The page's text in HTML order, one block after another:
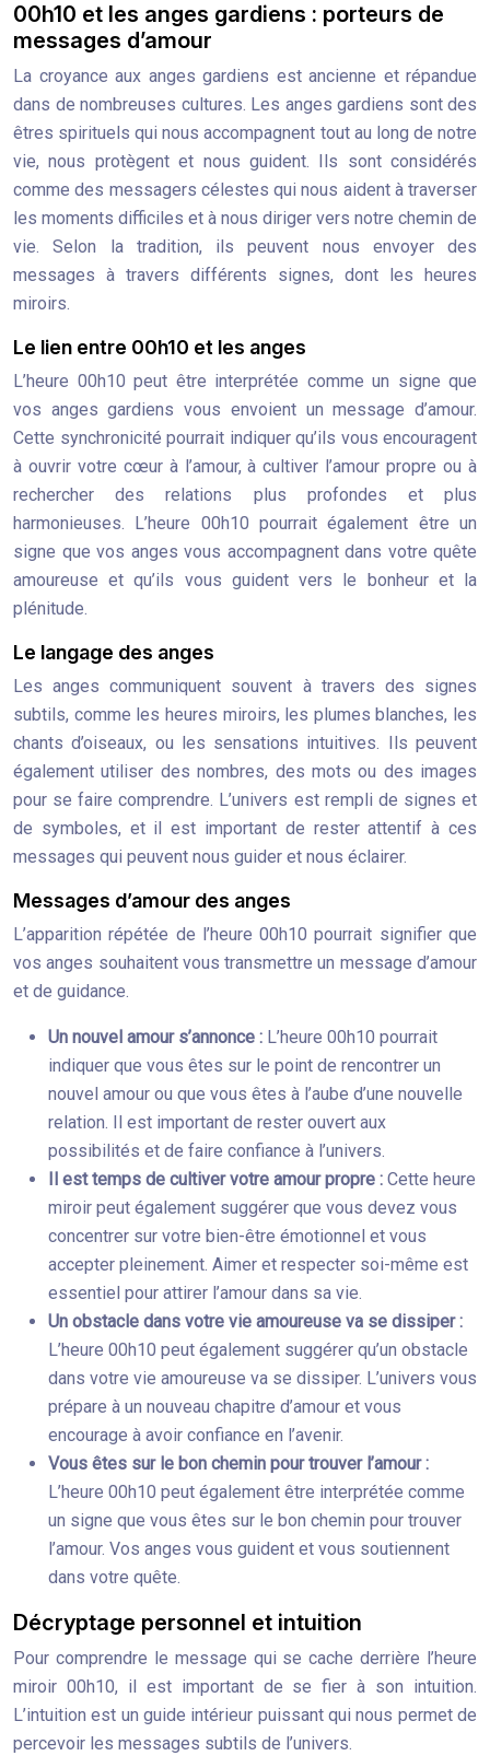
00h10 et les anges gardiens : porteurs de
messages d’amour
La croyance aux anges gardiens est ancienne et répandue
dans de nombreuses cultures. Les anges gardiens sont des
êtres spirituels qui nous accompagnent tout au long de notre
vie, nous protègent et nous guident. Ils sont considérés
comme des messagers célestes qui nous aident à traverser
les moments difficiles et à nous diriger vers notre chemin de
vie. Selon la tradition, ils peuvent nous envoyer des
messages à travers différents signes, dont les heures
miroirs.
Le lien entre 00h10 et les anges
L’heure 00h10 peut être interprétée comme un signe que
vos anges gardiens vous envoient un message d’amour.
Cette synchronicité pourrait indiquer qu’ils vous encouragent
à ouvrir votre cœur à l’amour, à cultiver l’amour propre ou à
rechercher des relations plus profondes et plus
harmonieuses. L’heure 00h10 pourrait également être un
signe que vos anges vous accompagnent dans votre quête
amoureuse et qu’ils vous guident vers le bonheur et la
plénitude.
Le langage des anges
Les anges communiquent souvent à travers des signes
subtils, comme les heures miroirs, les plumes blanches, les
chants d’oiseaux, ou les sensations intuitives. Ils peuvent
également utiliser des nombres, des mots ou des images
pour se faire comprendre. L’univers est rempli de signes et
de symboles, et il est important de rester attentif à ces
messages qui peuvent nous guider et nous éclairer.
Messages d’amour des anges
L’apparition répétée de l’heure 00h10 pourrait signifier que
vos anges souhaitent vous transmettre un message d’amour
et de guidance.
Un nouvel amour s’annonce : L’heure 00h10 pourrait
indiquer que vous êtes sur le point de rencontrer un
nouvel amour ou que vous êtes à l’aube d’une nouvelle
relation. Il est important de rester ouvert aux
possibilités et de faire confiance à l’univers.
Il est temps de cultiver votre amour propre : Cette heure
miroir peut également suggérer que vous devez vous
concentrer sur votre bien-être émotionnel et vous
accepter pleinement. Aimer et respecter soi-même est
essentiel pour attirer l’amour dans sa vie.
Un obstacle dans votre vie amoureuse va se dissiper :
L’heure 00h10 peut également suggérer qu’un obstacle
dans votre vie amoureuse va se dissiper. L’univers vous
prépare à un nouveau chapitre d’amour et vous
encourage à avoir confiance en l’avenir.
Vous êtes sur le bon chemin pour trouver l’amour :
L’heure 00h10 peut également être interprétée comme
un signe que vous êtes sur le bon chemin pour trouver
l’amour. Vos anges vous guident et vous soutiennent
dans votre quête.
Décryptage personnel et intuition
Pour comprendre le message qui se cache derrière l’heure
miroir 00h10, il est important de se fier à son intuition.
L’intuition est un guide intérieur puissant qui nous permet de
percevoir les messages subtils de l’univers.